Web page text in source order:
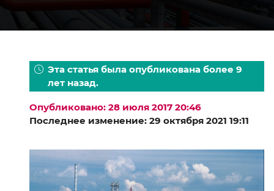
Эта статья была опубликована более 9
лет назад.
Опубликовано: 28 июля 2017 20:46
Последнее изменение: 29 октября 2021 19:11